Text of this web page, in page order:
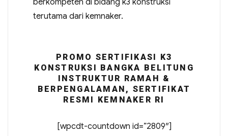
berkompeten di bidang k3 konstruksi
terutama dari kemnaker.
PROMO SERTIFIKASI K3
KONSTRUKSI BANGKA BELITUNG
INSTRUKTUR RAMAH &
BERPENGALAMAN, SERTIFIKAT
RESMI KEMNAKER RI
[wpcdt-countdown id=”2809″]